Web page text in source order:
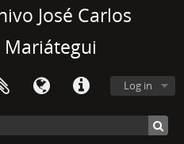
José Carlos
Mariátegui
Log in